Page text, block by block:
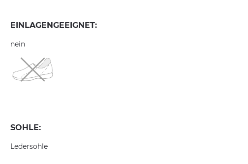
EINLAGENGEEIGNET:
nein
SOHLE:
Ledersohle